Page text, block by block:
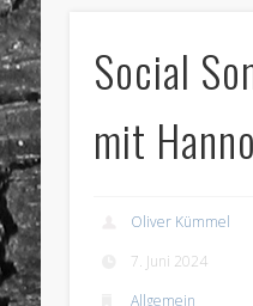
Social
mit
Oliver Kümmel
7. Juni 2024
Allgemein